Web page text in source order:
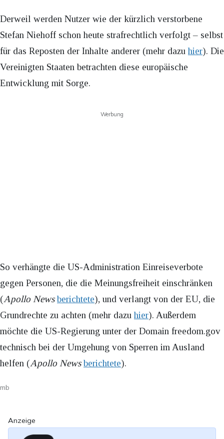
Derweil werden Nutzer wie der kürzlich verstorbene
Stefan Niehoff schon heute strafrechtlich verfolgt – selbst
für das Reposten der Inhalte anderer (mehr dazuhier). Die
Vereinigten Staaten betrachten diese europäische
Entwicklung mit Sorge.
Werbung
So verhängte die US-Administration Einreiseverbote
gegen Personen, die die Meinungsfreiheit einschränken
(Apollo News berichtete), und verlangt von der EU, die
Grundrechte zu achten (mehr dazuhier). Außerdem
möchte die US-Regierung unter der Domain freedom.gov
technisch bei der Umgehung von Sperren im Ausland
helfen (Apollo News berichtete).
mb
Anzeige